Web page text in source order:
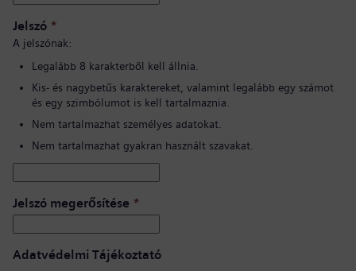
Jelszó *
A jelszónak:
Legalább 8 karakterből kell állnia.
Kis- és nagybetűs karaktereket, valamint legalább egy számot
és egy szimbólumot is kell tartalmaznia.
Nem tartalmazhat személyes adatokat.
Nem tartalmazhat gyakran használt szavakat.
Jelszó megerősítése *
Adatvédelmi Tájékoztató